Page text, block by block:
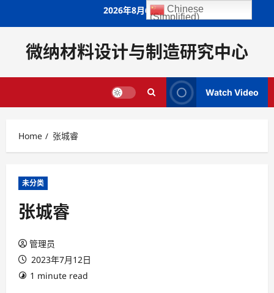
2026年8月6日
微纳材料设计与制造研究中心
Watch Video
Home 张城睿
未分类
张城睿
管理员
2023年7月12日
1 minute read
Chinese
(Simplified)